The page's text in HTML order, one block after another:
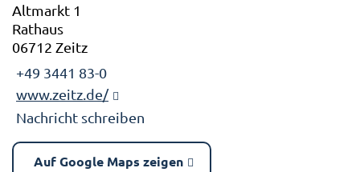
Altmarkt 1
Rathaus
06712 Zeitz
+49 3441 83-0
www.zeitz.de/
Nachricht schreiben
Auf Google Maps zeigen